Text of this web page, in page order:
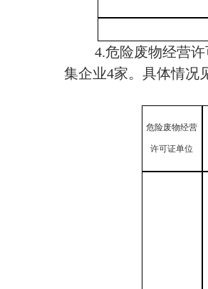
4.危险废物经营许
集企业4家。具体情况
危险废物经营
许可证单位